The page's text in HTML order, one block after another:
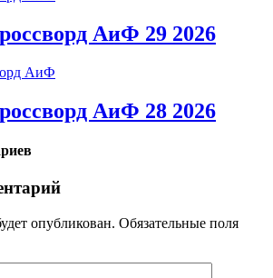
АиФ 29 2026
АиФ 28 2026
опубликован. Обязательные поля